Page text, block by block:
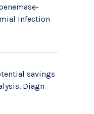
Infection
savings
Diagn